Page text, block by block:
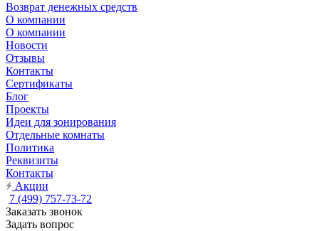
Возврат денежных средств
О компании
О компании
Новости
Отзывы
Контакты
Сертификаты
Блог
Проекты
Идеи для зонирования
Отдельные комнаты
Политика
Реквизиты
Контакты
Акции
7 (499) 757-73-72
Заказать звонок
Задать вопрос